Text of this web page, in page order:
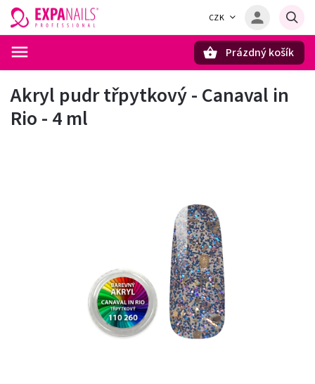
CZK
Prázdný košík
Akryl pudr třpytkový - Canaval in
Rio - 4 ml